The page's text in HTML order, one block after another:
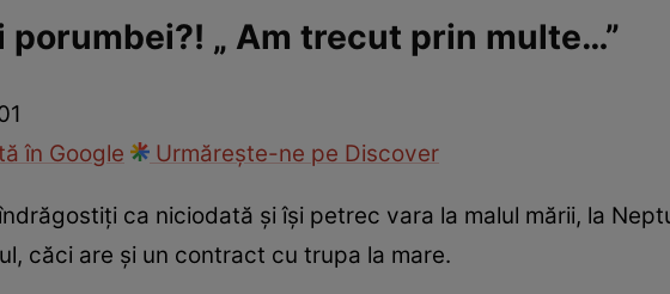
Paparazzii Click!
porumbei?! „ Am trecut prin multe…”
în Google
Urmărește-ne pe Discover
ca niciodată și își petrec vara la malul mării, la
căci are și un contract cu trupa la mare.